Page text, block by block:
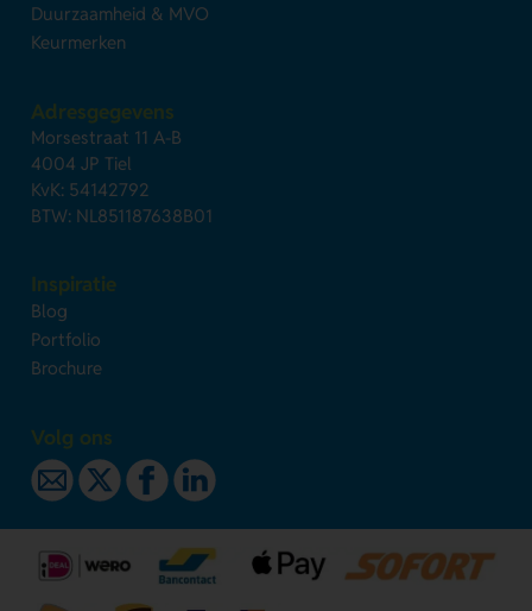
Duurzaamheid & MVO
Keurmerken
Adresgegevens
Morsestraat 11 A-B
4004 JP Tiel
KvK: 54142792
BTW: NL851187638B01
Inspiratie
Blog
Portfolio
Brochure
Volg ons